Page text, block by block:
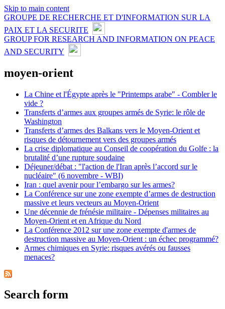
Skip to main content
GROUPE DE RECHERCHE ET D'INFORMATION SUR LA
PAIX ET LA SECURITE
GROUP FOR RESEARCH AND INFORMATION ON PEACE
AND SECURITY
moyen-orient
La Chine et l'Égypte après le "Printemps arabe" - Combler le
vide ?
Transferts d’armes aux groupes armés de Syrie: le rôle de
Washington
Transferts d’armes des Balkans vers le Moyen-Orient et
risques de détournement vers des groupes armés
La crise diplomatique au Conseil de coopération du Golfe : la
brutalité d’une rupture soudaine
Déjeuner/débat : "l'action de l'Iran après l’accord sur le
nucléaire" (6 novembre - WBI)
Iran : quel avenir pour l’embargo sur les armes?
La Conférence sur une zone exempte d’armes de destruction
massive et leurs vecteurs au Moyen-Orient
Une décennie de frénésie militaire - Dépenses militaires au
Moyen-Orient et en Afrique du Nord
La Conférence 2012 sur une zone exempte d'armes de
destruction massive au Moyen-Orient : un échec programmé?
Armes chimiques en Syrie: risques avérés ou fausses
menaces?
Search form